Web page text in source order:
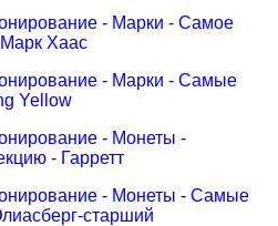
- Марки - Самое
Марк Хаас
- Марки - Самые
Yellow
- Монеты -
- Гарретт
- Монеты - Самые
старший